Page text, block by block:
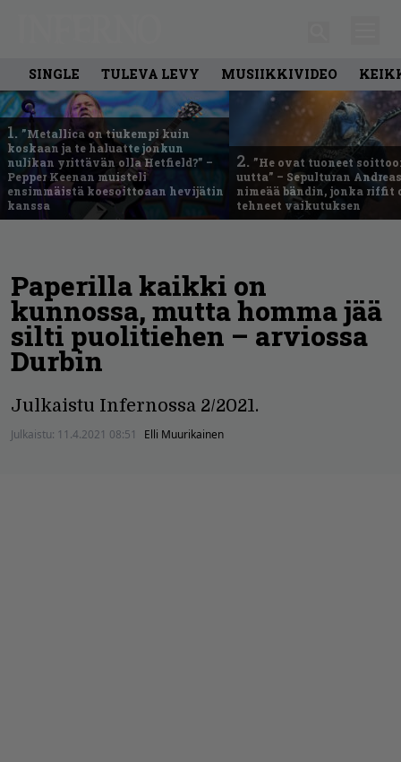
SINGLE TULEVA LEVY MUSIIKKIVIDEO
1. ”Metallica on tiukempi kuin
koskaan ja te haluatte jonkun
nulikan yrittävän olla Hetfield?” –
Pepper Keenan muisteli
ensimmäistä koesoittoaan hevijätin
kanssa
2. ”He ovat tuoneet
uutta” – Sepulturan
nimeää bändin, jonka riffit
tehneet vaikutuksen
Paperilla kaikki on
kunnossa, mutta homma jää
silti puolitiehen – arviossa
Durbin
Julkaistu Infernossa 2/2021.
Julkaistu: 11.4.2021 08:51 Elli Muurikainen